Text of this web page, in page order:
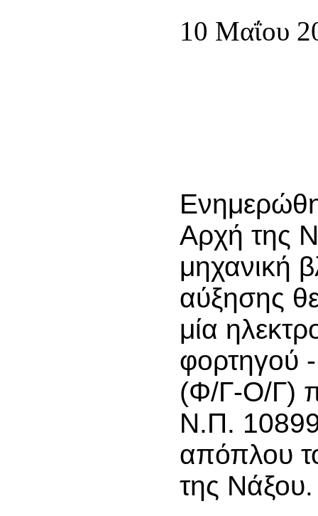
10 Μαΐου
Αρχή της
μηχανική
αύξησης
μία
φορτηγού
(Φ/Γ-Ο/Γ)
Ν.Π.
απόπλου
της Νάξου.